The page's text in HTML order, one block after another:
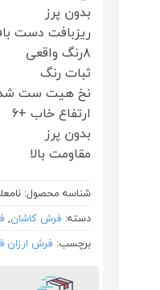
بدون پرز
ریزبافت دست
۸رنگ واقعی
ثبات رنگ
نخ هیت ست
ارتفاع خاب +۶
بدون پرز
مقاومت بالا
شناسه محصول:
دسته: فرش کاشان,
برچسب: فرش ارزان